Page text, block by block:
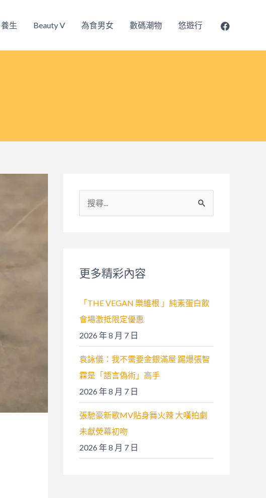
養生 Beauty V 為食男女 數碼潮物 悠遊行
尋
:更多精彩內容
「THE VEGAN 樂維根 」純素蛋白飲
會場激抵限定優惠
2026 年 8 月 7 日
袁詠儀：我不需要金銀滿屋 踢爆張智
霖是「語言偽術」高手
2026 年 8 月 7 日
張馳豪新歌MV貼身舞火辣 大嘆拍劇
未獻熒幕初吻
2026 年 8 月 7 日